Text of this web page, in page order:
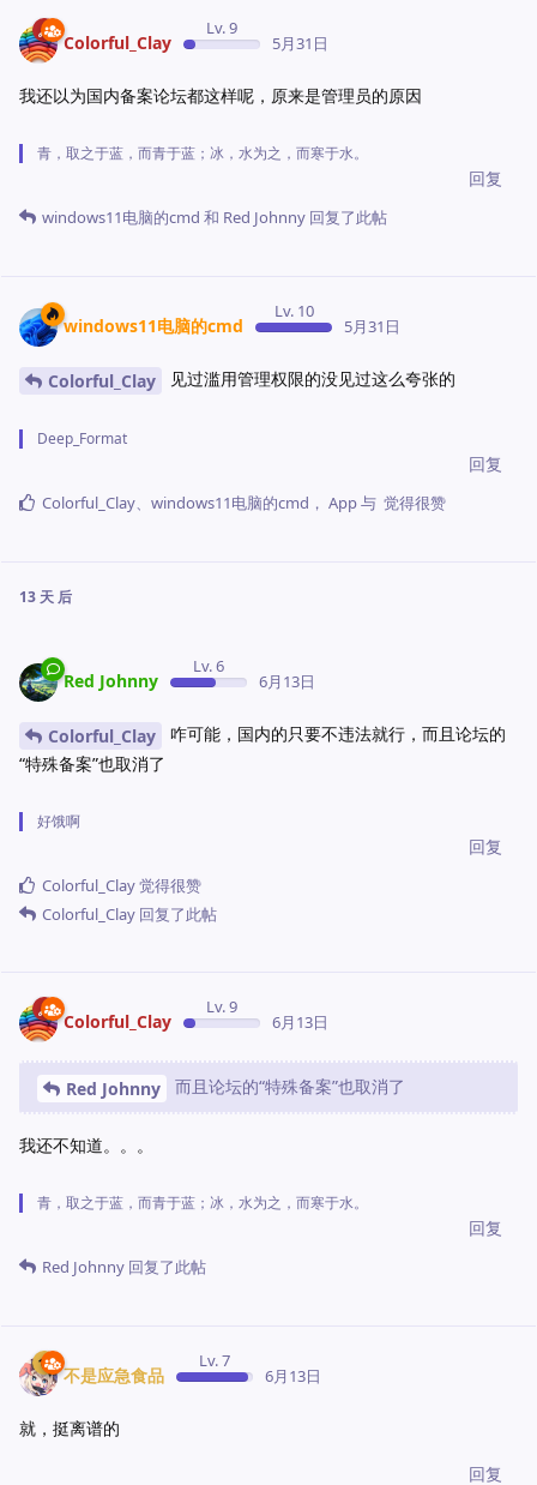
Colorful_Clay
Lv. 9
5月31日
我还以为国内备案论坛都这样呢，原来是管理员的原因
青，取之于蓝，而青于蓝；冰，水为之，而寒于水。
回复
windows11电脑的cmd 和 Red Johnny 回复了此帖
windows11电脑的cmd
Lv. 10
5月31日
Colorful_Clay 见过滥用管理权限的没见过这么夸张的
Deep_Format
回复
Colorful_Clay、 windows11电脑的cmd ， App与 觉得很赞
13 天 后
Red Johnny
Lv. 6
6月13日
Colorful_Clay
咋可能，国内的只要不违法就行，而且论坛的
“特殊备案”也取消了
好饿啊
回复
Colorful_Clay觉得很赞
Colorful_Clay 回复了此帖
Colorful_Clay
Lv. 9
6月13日
Red Johnny 而且论坛的“特殊备案”也取消了
我还不知道。。。
青，取之于蓝，而青于蓝；冰，水为之，而寒于水。
回复
Red Johnny 回复了此帖
不是应急食品
Lv. 7
6月13日
就，挺离谱的
回复